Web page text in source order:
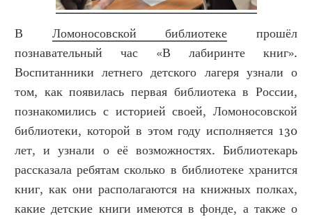
В Ломоносовской библиотеке прошёл
познавательный час «В лабиринте книг».
Воспитанники летнего детского лагеря узнали о
том, как появилась первая библиотека в России,
познакомились с историей своей, Ломоносовской
библиотеки, которой в этом году исполняется 130
лет, и узнали о её возможностях. Библиотекарь
рассказала ребятам сколько в библиотеке хранится
книг, как они располагаются на книжных полках,
какие детские книги имеются в фонде, а также о